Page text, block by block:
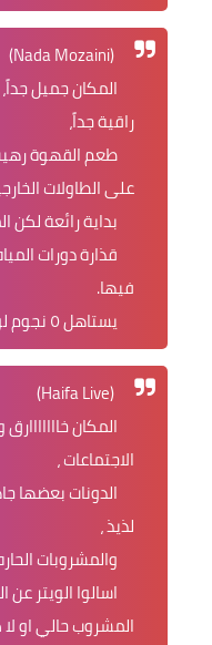
(Nada Mozaini)
المكان جميل
راقية جداً،
طعم القهوة
على الطاولات
بداية رائعة
قذارة دورات
فيها.
يستاهل ٥ نجوم لو راعوا موضوع نظافتها
(Haifa Live)
المكان
الاجتماعات ،
الدونات بعضها
لذيذ ،
والمشروبات
اسالوا الويتر
المشروب حالي او